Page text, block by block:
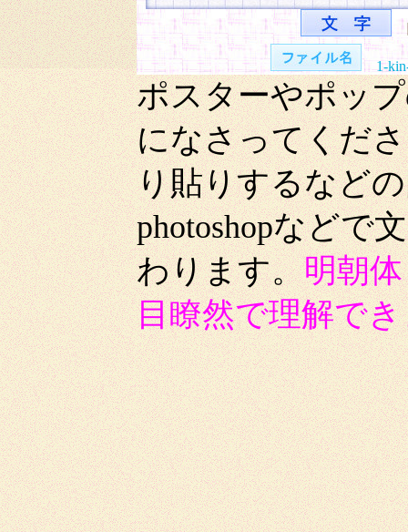
1-
ポスターやポッ
になさってくだ
り貼りするなど
photoshopなどで
わります。明朝
目瞭然で理解で